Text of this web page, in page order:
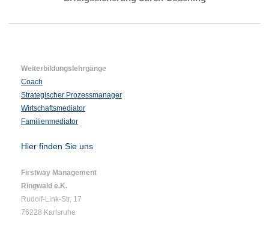
Weiterbildungslehrgänge
Coach
Strategischer Prozessmanager
Wirtschaftsmediator
Familienmediator
Hier finden Sie uns
Firstway Management
Ringwald e.K.
Rudolf-Link-Str. 17
76228 Karlsruhe